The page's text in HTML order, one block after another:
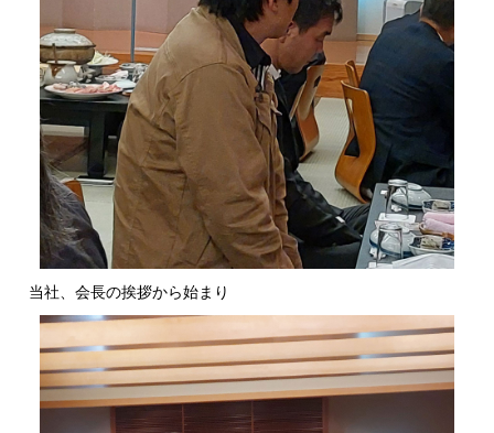
当社、会長の挨拶から始まり